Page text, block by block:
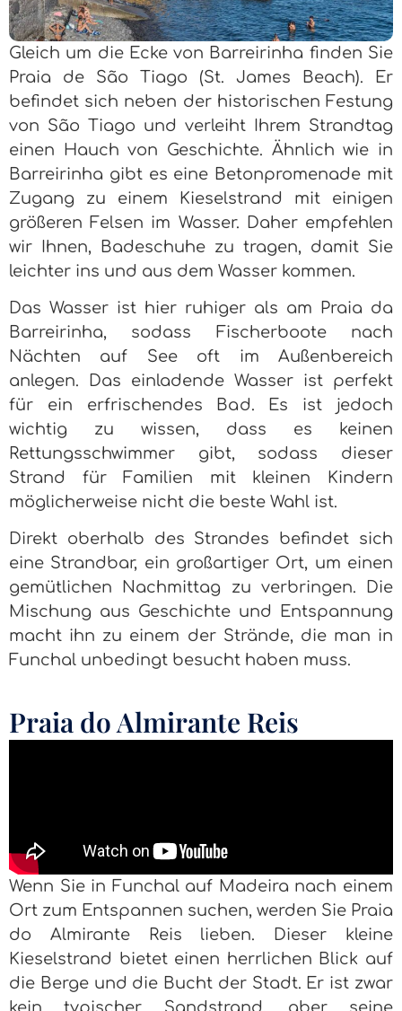
Gleich um die Ecke von Barreirinha finden Sie
Praia de São Tiago (St. James Beach). Er
befindet sich neben der historischen Festung
von São Tiago und verleiht Ihrem Strandtag
einen Hauch von Geschichte. Ähnlich wie in
Barreirinha gibt es eine Betonpromenade mit
Zugang zu einem Kieselstrand mit einigen
größeren Felsen im Wasser. Daher empfehlen
wir Ihnen, Badeschuhe zu tragen, damit Sie
leichter ins und aus dem Wasser kommen.
Das Wasser ist hier ruhiger als am Praia da
Barreirinha, sodass Fischerboote nach
Nächten auf See oft im Außenbereich
anlegen. Das einladende Wasser ist perfekt
für ein erfrischendes Bad. Es ist jedoch
wichtig zu wissen, dass es keinen
Rettungsschwimmer gibt, sodass dieser
Strand für Familien mit kleinen Kindern
möglicherweise nicht die beste Wahl ist.
Direkt oberhalb des Strandes befindet sich
eine Strandbar, ein großartiger Ort, um einen
gemütlichen Nachmittag zu verbringen. Die
Mischung aus Geschichte und Entspannung
macht ihn zu einem der Strände, die man in
Funchal unbedingt besucht haben muss.
Praia do Almirante Reis
Wenn Sie in Funchal auf Madeira nach einem
Ort zum Entspannen suchen, werden Sie Praia
do Almirante Reis lieben. Dieser kleine
Kieselstrand bietet einen herrlichen Blick auf
die Berge und die Bucht der Stadt. Er ist zwar
kein typischer Sandstrand, aber seine